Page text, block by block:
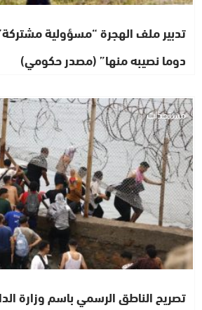
تدبير ملف الهجرة “مسؤولية
دوما نصيبه منها” (مصدر حكومي)
مستجدات
تصريح الناطق الرسمي باسم وزارة